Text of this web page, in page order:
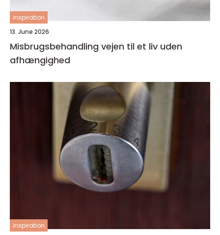
inspiration
13. June 2026
Misbrugsbehandling vejen til et liv uden
afhængighed
inspiration